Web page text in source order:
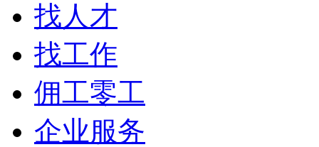
找人才
找工作
佣工零工
企业服务